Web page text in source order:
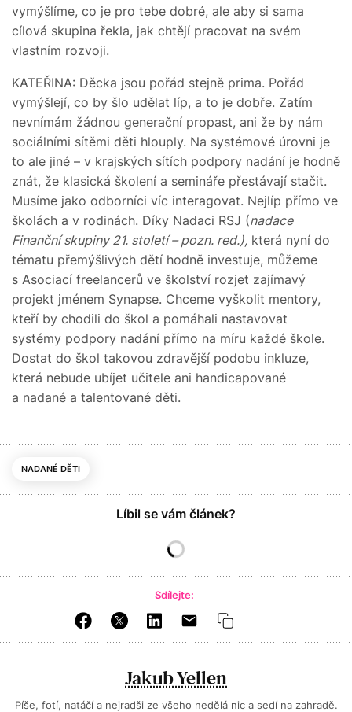
vymýšlíme, co je pro tebe dobré, ale aby si sama
cílová skupina řekla, jak chtějí pracovat na svém
vlastním rozvoji.
KATEŘINA: Děcka jsou pořád stejně prima. Pořád
vymýšlejí, co by šlo udělat líp, a to je dobře. Zatím
nevnímám žádnou generační propast, ani že by nám
sociálními sítěmi děti hlouply. Na systémové úrovni je
to ale jiné – v krajských sítích podpory nadání je hodně
znát, že klasická školení a semináře přestávají stačit.
Musíme jako odborníci víc interagovat. Nejlíp přímo ve
školách a v rodinách. Díky Nadaci RSJ (nadace
Finanční skupiny 21. století – pozn. red.), která nyní do
tématu přemýšlivých dětí hodně investuje, můžeme
s Asociací freelancerů ve školství rozjet zajímavý
projekt jménem Synapse. Chceme vyškolit mentory,
kteří by chodili do škol a pomáhali nastavovat
systémy podpory nadání přímo na míru každé škole.
Dostat do škol takovou zdravější podobu inkluze,
která nebude ubíjet učitele ani handicapované
a nadané a talentované děti.
NADANÉ DĚTI
Líbil se vám článek?
Sdílejte:
Jakub Yellen
Píše, fotí, natáčí a nejradši ze všeho nedělá nic a sedí na zahradě.